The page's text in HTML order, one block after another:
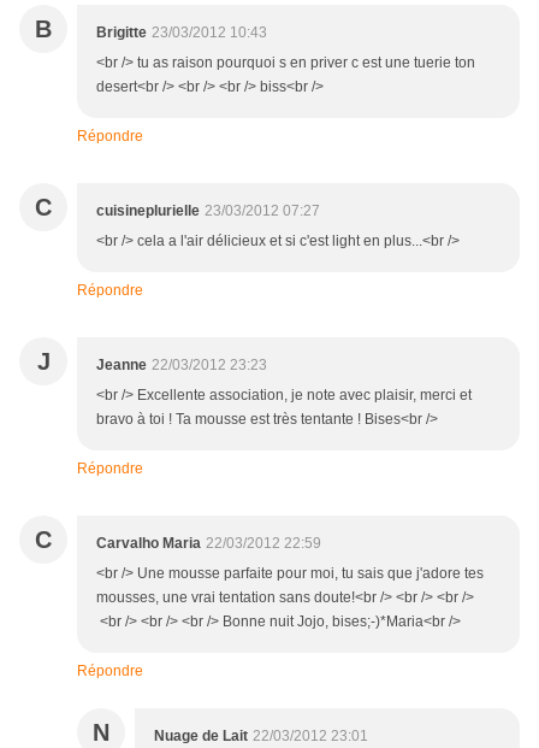
B Brigitte 23/03/2012 10:43
<br /> tu as raison pourquoi s en priver c est une tuerie ton
desert<br /> <br /> <br /> biss<br />
Répondre
C cuisineplurielle 23/03/2012 07:27
<br /> cela a l'air délicieux et si c'est light en plus...<br />
Répondre
J Jeanne 22/03/2012 23:23
<br /> Excellente association, je note avec plaisir, merci et
bravo à toi ! Ta mousse est très tentante ! Bises<br />
Répondre
C Carvalho Maria 22/03/2012 22:59
<br /> Une mousse parfaite pour moi, tu sais que j'adore tes
mousses, une vrai tentation sans doute!<br /> <br /> <br />
<br /> <br /> <br /> Bonne nuit Jojo, bises;-)*Maria<br />
Répondre
N Nuage de Lait 22/03/2012 23:01